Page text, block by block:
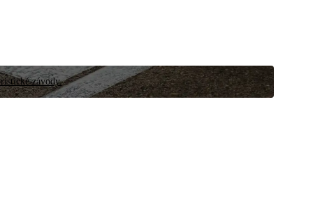
závody.